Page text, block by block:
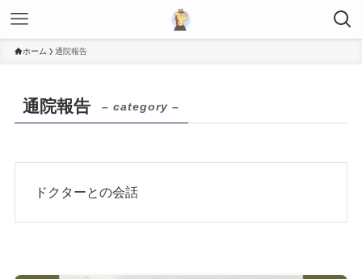
ホーム 通院報告
通院報告 – category –
ドクターとの会話